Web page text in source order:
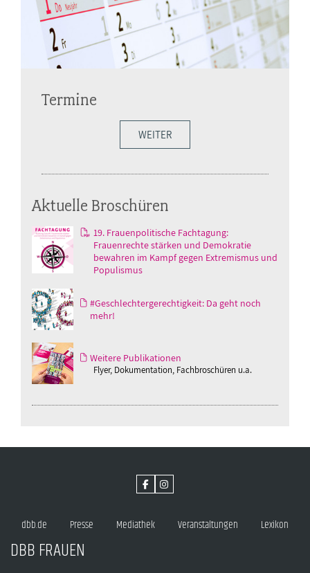
Termine
WEITER
Aktuelle Broschüren
19. Frauenpolitische Fachtagung:
Frauenrechte stärken und Demokratie
bewahren im Kampf gegen Extremismus und
Populismus
#Geschlechtergerechtigkeit: Da geht noch
mehr!
Weitere Publikationen
Flyer, Dokumentation, Fachbroschüren u.a.
dbb.de Presse Mediathek Veranstaltungen Lexikon
DBB FRAUEN